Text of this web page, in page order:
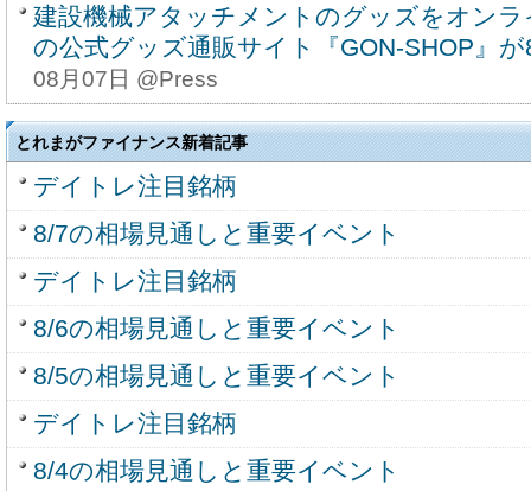
建設機械アタッチメントのグッズをオン
の公式グッズ通販サイト『GON-SHOP』
08月07日 @Press
とれまがファイナンス新着記事
デイトレ注目銘柄
8/7の相場見通しと重要イベント
デイトレ注目銘柄
8/6の相場見通しと重要イベント
8/5の相場見通しと重要イベント
デイトレ注目銘柄
8/4の相場見通しと重要イベント